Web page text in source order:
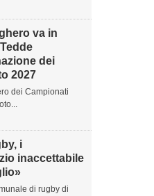
va in
dei
2027
dei Campionati
i
inaccettabile
di rugby di